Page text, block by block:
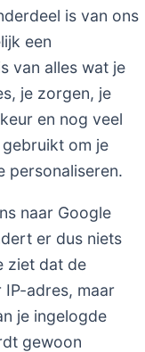
is van ons
een
van alles wat je
je zorgen, je
en nog veel
om je
personaliseren.
naar Google
er dus niets
ziet dat de
adres, maar
je ingelogde
gewoon